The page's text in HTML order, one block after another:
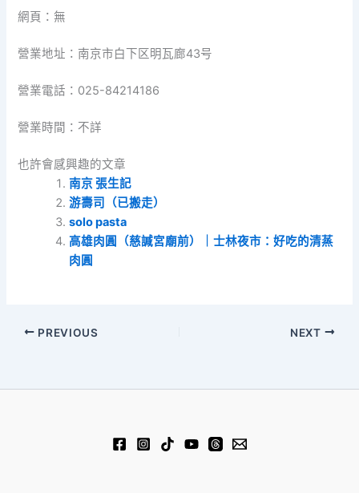
網頁：無
營業地址：南京市白下区明瓦廊43号
營業電話：025-84214186
營業時間：不詳
也許會感興趣的文章
南京 張生記
游壽司（已搬走）
solo pasta
高雄肉圓（慈諴宮廟前）｜士林夜市：好吃的清蒸
肉圓
PREVIOUS NEXT